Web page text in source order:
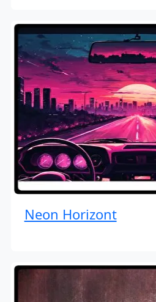
Neon Horizont